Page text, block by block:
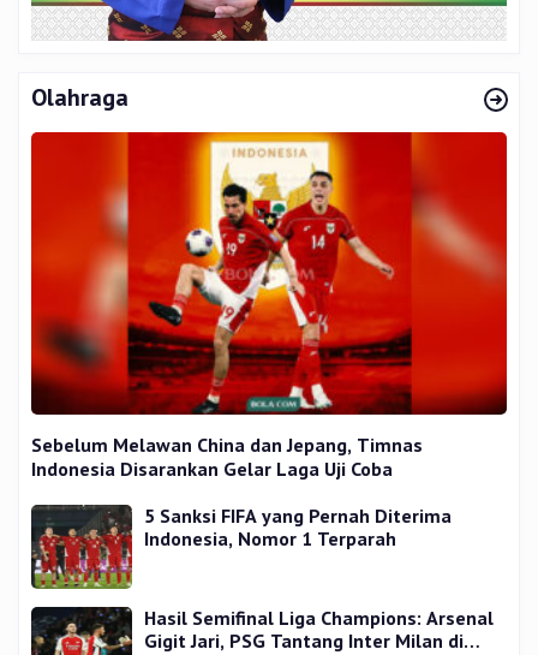
Olahraga
Sebelum Melawan China dan Jepang, Timnas
Indonesia Disarankan Gelar Laga Uji Coba
5 Sanksi FIFA yang Pernah Diterima
Indonesia, Nomor 1 Terparah
Hasil Semifinal Liga Champions: Arsenal
Gigit Jari, PSG Tantang Inter Milan di